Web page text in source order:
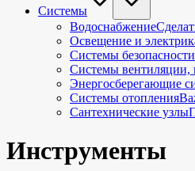
Cистемы
Водоснабжение
Освещение и
Системы безопасности
Системы вентиляции,
Энергосберегающие
Системы отопления
Сантехнические узлы
Инструменты